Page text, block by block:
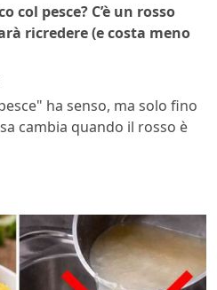
col pesce? C’è un rosso
ricredere (e costa meno
ha senso, ma solo fino
cambia quando il rosso è